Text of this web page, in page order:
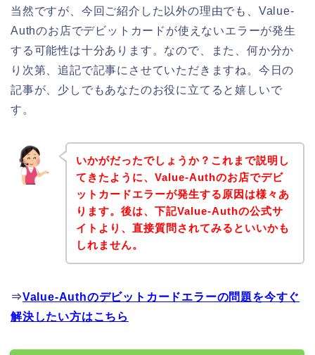
当然ですが、今回ご紹介した以外の理由でも、Value-
Authのお店でデビットカードが使えないエラーが発生
する可能性は十分あります。なので、また、何か分か
り次第、追記で記事にさせていただきますね。今日の
記事が、少しでもあなたのお役に立てると嬉しいで
す。
いかがだったでしょうか？これまで説明し
てきたように、Value-Authのお店でデビ
ットカードエラーが発生する原因は様々あ
ります。後は、下記Value-Authの公式サ
イトより、直接質問されてみるといいかも
しれません。
⇒Value-Authのデビットカードエラーの問題を今すぐ
解決したい方はこちら